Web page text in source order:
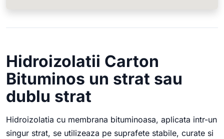
Hidroizolatii Carton
Bituminos un strat sau
dublu strat
Hidroizolatia cu membrana bituminoasa, aplicata intr-un
singur strat, se utilizeaza pe suprafete stabile, curate si